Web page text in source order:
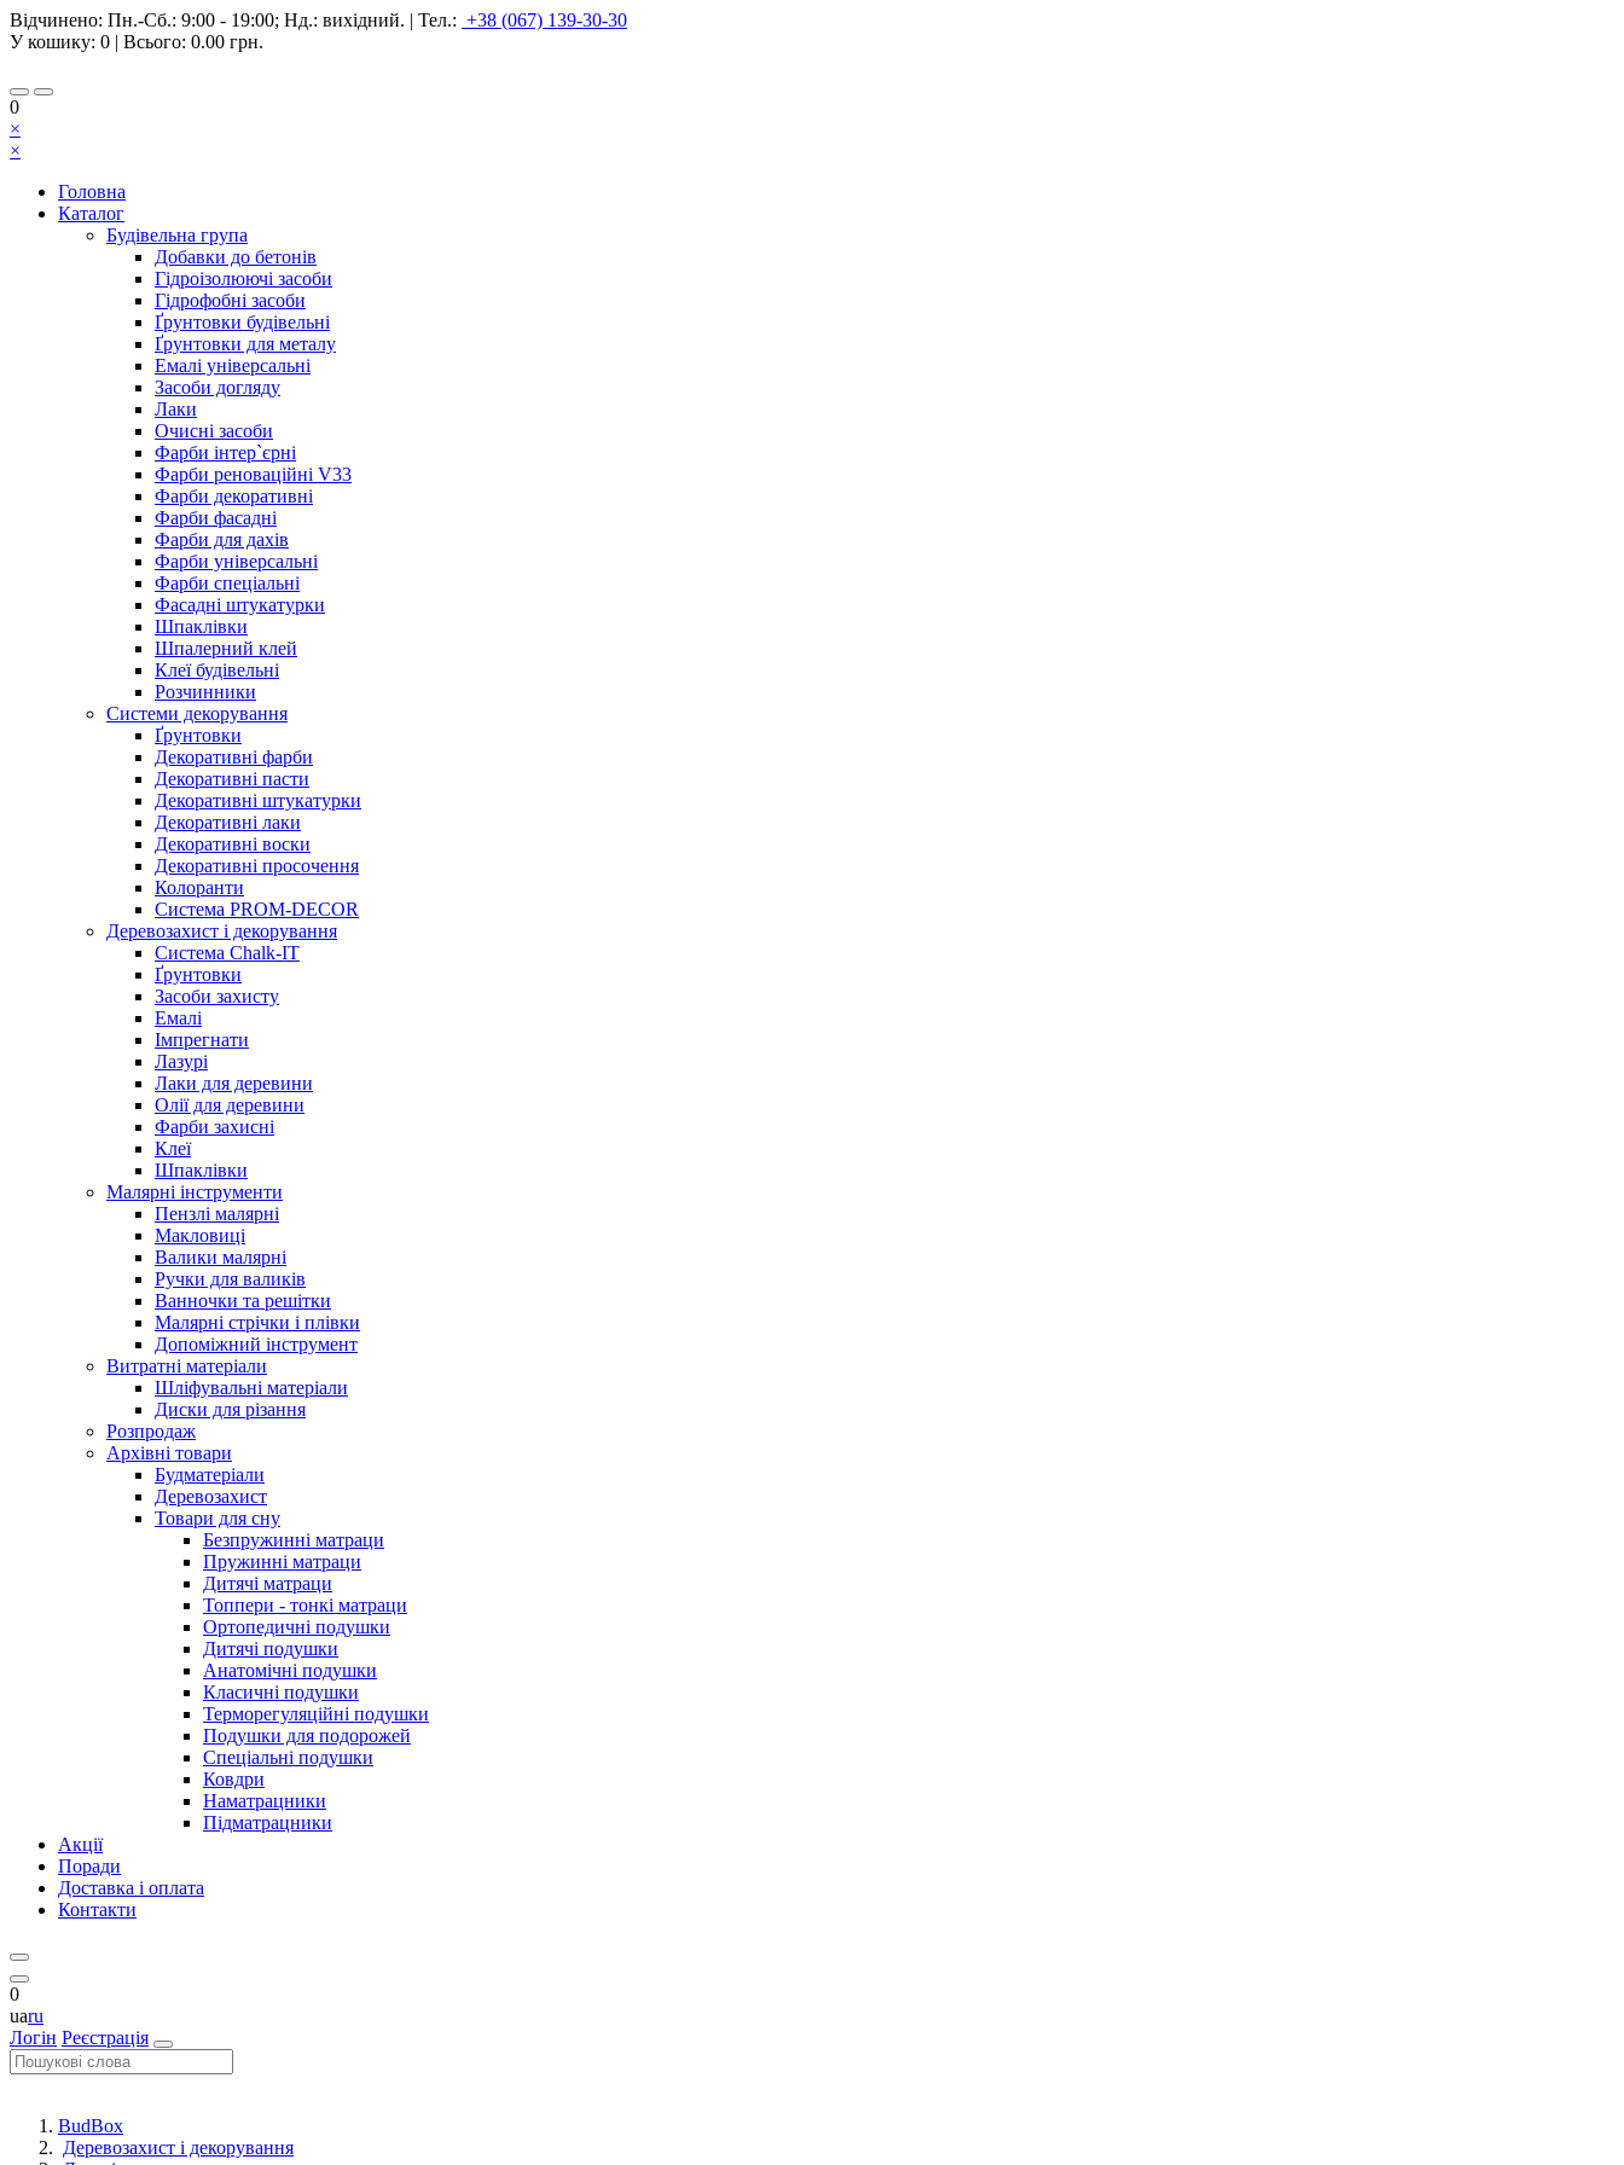
Відчинено: Пн.-Сб.: 9:00 - 19:00; Нд.: вихідний. | Тел.: +38 (067) 139-30-30
У кошику: 0 | Всього: 0.00 грн.
0
×
×
Головна
Каталог
Будівельна група
Добавки до бетонів
Гідроізолюючі засоби
Гідрофобні засоби
Ґрунтовки будівельні
Ґрунтовки для металу
Емалі універсальні
Засоби догляду
Лаки
Очисні засоби
Фарби інтер`єрні
Фарби реноваційні V33
Фарби декоративні
Фарби фасадні
Фарби для дахів
Фарби універсальні
Фарби спеціальні
Фасадні штукатурки
Шпаклівки
Шпалерний клей
Клеї будівельні
Розчинники
Системи декорування
Ґрунтовки
Декоративні фарби
Декоративні пасти
Декоративні штукатурки
Декоративні лаки
Декоративні воски
Декоративні просочення
Колоранти
Система PROM-DECOR
Деревозахист і декорування
Система Chalk-IT
Ґрунтовки
Засоби захисту
Емалі
Імпрегнати
Лазурі
Лаки для деревини
Олії для деревини
Фарби захисні
Клеї
Шпаклівки
Малярні інструменти
Пензлі малярні
Макловиці
Валики малярні
Ручки для валиків
Ванночки та решітки
Малярні стрічки і плівки
Допоміжний інструмент
Витратні матеріали
Шліфувальні матеріали
Диски для різання
Розпродаж
Архівні товари
Будматеріали
Деревозахист
Товари для сну
Безпружинні матраци
Пружинні матраци
Дитячі матраци
Топпери - тонкі матраци
Ортопедичні подушки
Дитячі подушки
Анатомічні подушки
Класичні подушки
Терморегуляційні подушки
Подушки для подорожей
Спеціальні подушки
Ковдри
Наматрацники
Підматрацники
Акції
Поради
Доставка і оплата
Контакти
0
uaru
Логін Реєстрація
BudBox
Деревозахист і декорування